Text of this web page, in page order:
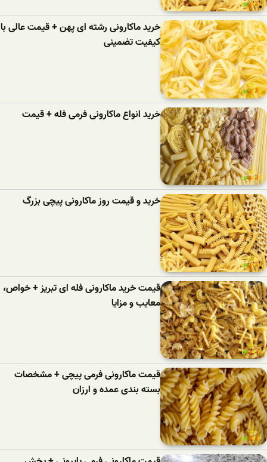
خرید ماکارونی رشته ای پهن + قیمت عالی با
کیفیت تضمینی
خرید انواع ماکارونی فرمی فله + قیمت
خرید و قیمت روز ماکارونی پیچی بزرگ
قیمت خرید ماکارونی فله ای تبریز + خواص،
معایب و مزایا
قیمت ماکارونی فرمی پیچی + مشخصات
بسته بندی عمده و ارزان